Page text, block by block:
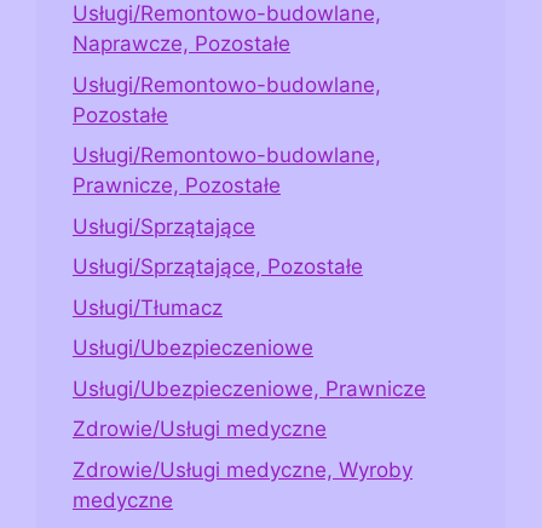
Usługi/Remontowo-budowlane,
Naprawcze, Pozostałe
Usługi/Remontowo-budowlane,
Pozostałe
Usługi/Remontowo-budowlane,
Prawnicze, Pozostałe
Usługi/Sprzątające
Usługi/Sprzątające, Pozostałe
Usługi/Tłumacz
Usługi/Ubezpieczeniowe
Usługi/Ubezpieczeniowe, Prawnicze
Zdrowie/Usługi medyczne
Zdrowie/Usługi medyczne, Wyroby
medyczne